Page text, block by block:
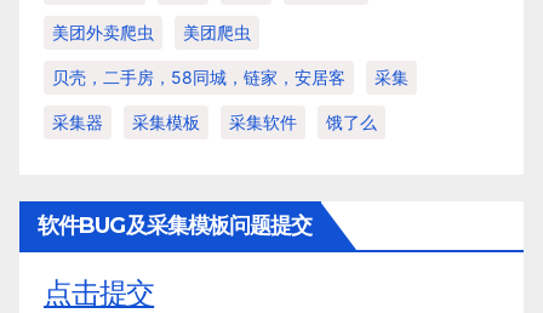
美团外卖爬虫 美团爬虫
贝壳，二手房，58同城，链家，安居客 采集
采集器 采集模板 采集软件 饿了么
软件BUG及采集模板问题提交
点击提交